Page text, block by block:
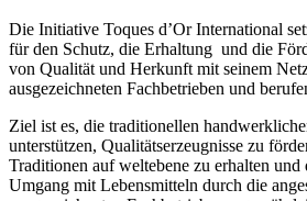
Die Initiative Toques d’Or International
für den Schutz, die Erhaltung und die
von Qualität und Herkunft mit seinem
ausgezeichneten Fachbetrieben und
Ziel ist es, die traditionellen
unterstützen, Qualitätserzeugnisse zu
Traditionen auf weltebene zu erhalten
Umgang mit Lebensmitteln durch die